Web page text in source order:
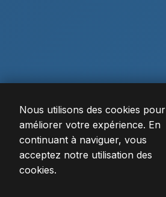
DÉCOUVRIR
Nous utilisons des cookies pour
améliorer votre expérience. En
continuant à naviguer, vous
acceptez notre utilisation des
cookies.